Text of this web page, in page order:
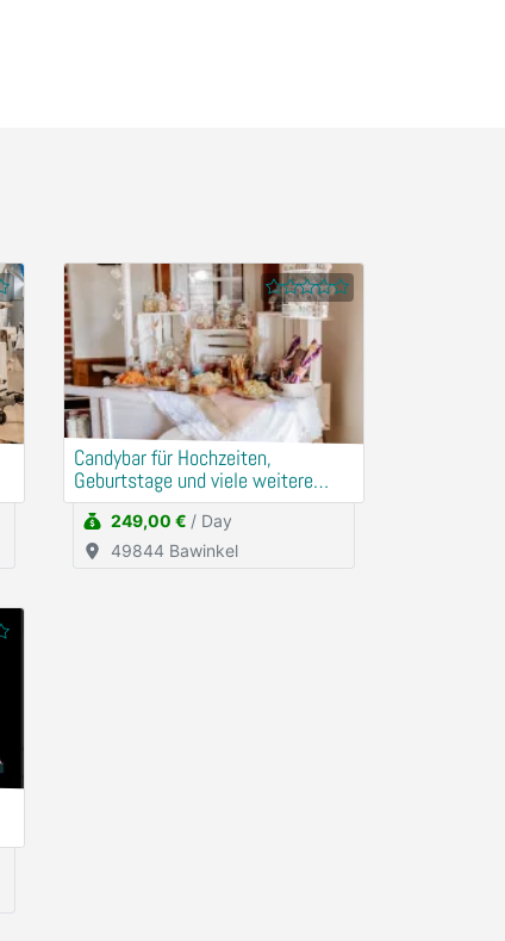
Candybar für Hochzeiten,
Geburtstage und viele weitere
Events
249,00 € / Day
49844 Bawinkel